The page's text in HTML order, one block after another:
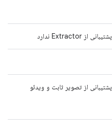
پشتیبانی از Extractor ندارد
پشتیبانی از تصویر ثابت و ویدئو